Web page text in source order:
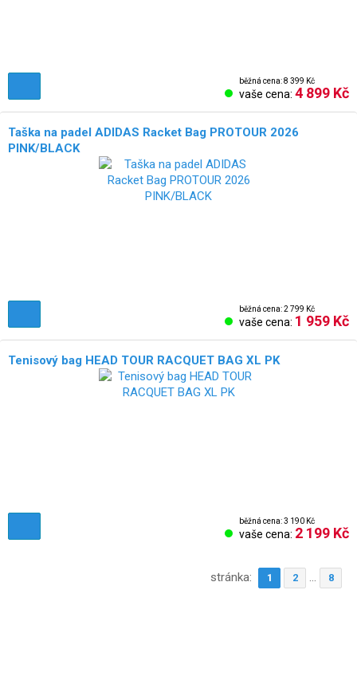
běžná cena: 8 399 Kč
vaše cena: 4 899 Kč
Taška na padel ADIDAS Racket Bag PROTOUR 2026
PINK/BLACK
běžná cena: 2 799 Kč
vaše cena: 1 959 Kč
Tenisový bag HEAD TOUR RACQUET BAG XL PK
běžná cena: 3 190 Kč
vaše cena: 2 199 Kč
stránka: 1 2 ... 8